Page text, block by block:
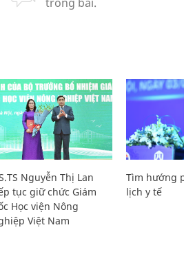
Nguyễn Thị Lan
tục giữ chức Giám
Học viện Nông
Việt Nam
Tìm hướng
lịch y tế